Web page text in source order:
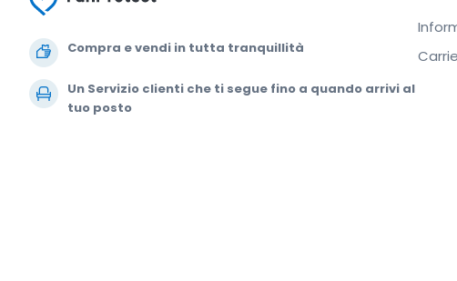
Compra e vendi in tutta tranquillità
Un Servizio clienti che ti segue fino a quando arrivi al
tuo posto